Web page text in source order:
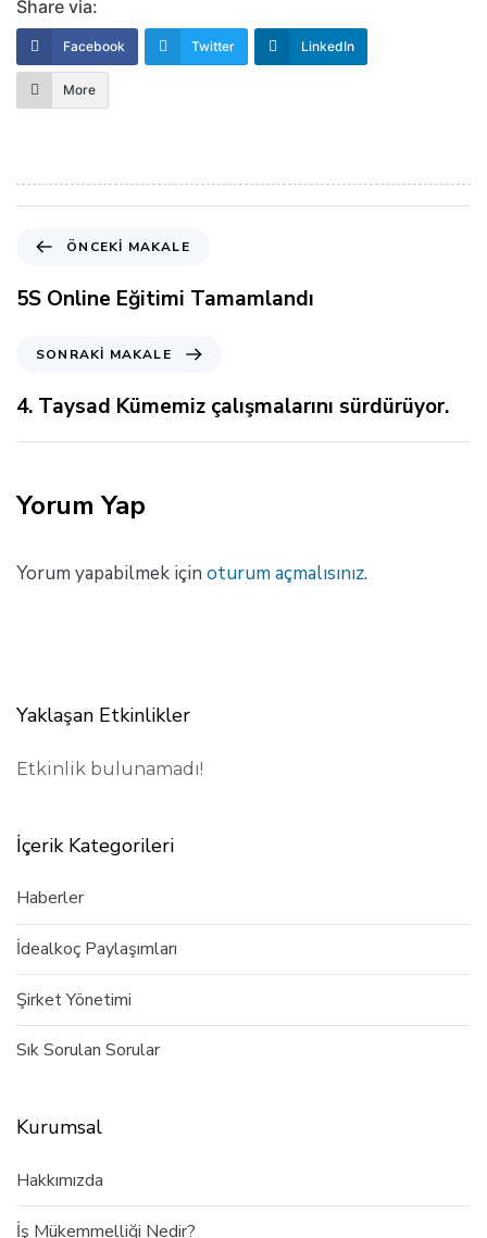
Share via:
Facebook Twitter LinkedIn
More
c
e
a
k
l
e
ÖNCEKI MAKALE
5S Online Eğitimi Tamamlandı
n
a
i
M
k
SONRAKI MAKALE
4. Taysad Kümemiz çalışmalarını sürdürüyor.
Yorum Yap
Yorum yapabilmek için oturum açmalısınız.
Yaklaşan Etkinlikler
Etkinlik bulunamadı!
İçerik Kategorileri
Haberler
İdealkoç Paylaşımları
Şirket Yönetimi
Sık Sorulan Sorular
Kurumsal
Hakkımızda
İş Mükemmelliği Nedir?